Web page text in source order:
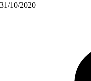
31/10/2020